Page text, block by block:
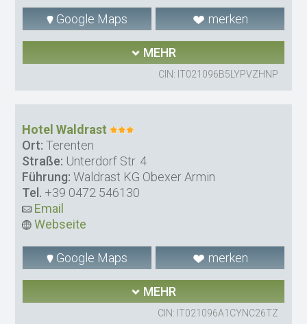
Google Maps merken
MEHR
CIN: IT021096B5LYPVZHNP
Hotel Waldrast
Ort: Terenten
Straße: Unterdorf Str. 4
Führung: Waldrast KG Obexer Armin
Tel. +39 0472 546130
Email
Webseite
Google Maps merken
MEHR
CIN: IT021096A1CYNC26TZ